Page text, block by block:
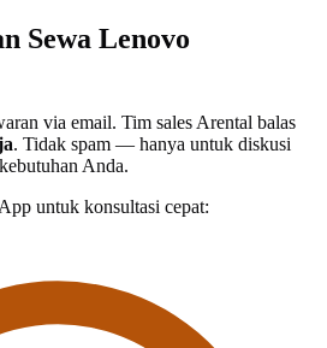
Sewa Lenovo
via email. Tim sales Arental balas
. Tidak spam — hanya untuk diskusi
Anda.
untuk konsultasi cepat: